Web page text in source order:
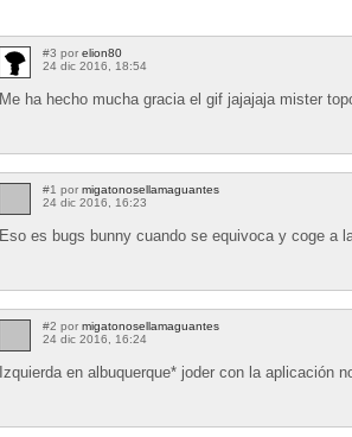
#3 por elion80
24 dic 2016, 18:54
Me ha hecho mucha gracia el gif jajajaja mister
#1 por migatonosellamaguantes
24 dic 2016, 16:23
Eso es bugs bunny cuando se equivoca y coge a
#2 por migatonosellamaguantes
24 dic 2016, 16:24
Izquierda en albuquerque* joder con la aplicación